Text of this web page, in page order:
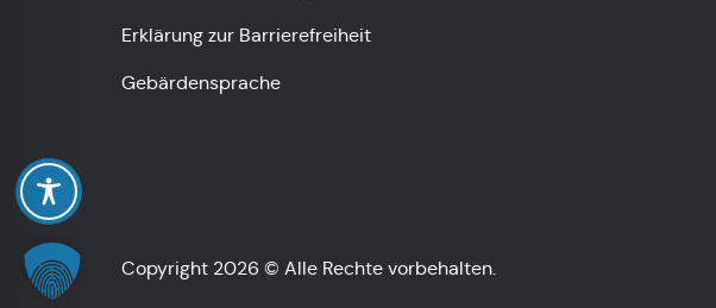
Erklärung zur Barrierefreiheit
Gebärdensprache
Copyright 2026 © Alle Rechte vorbehalten.